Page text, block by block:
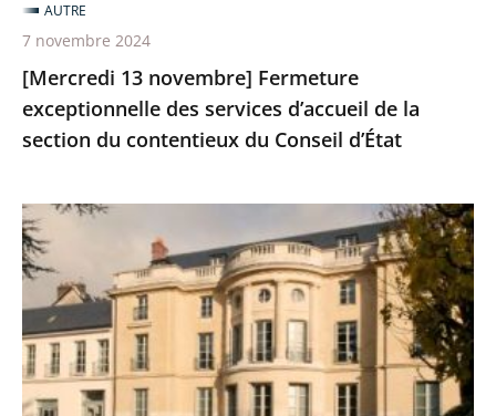
[Mercredi 13 novembre] Fermeture
exceptionnelle des services d’accueil de la
section du contentieux du Conseil d’État
AUTRE
7 novembre 2024
Un
mois,
une
juridiction
:
le
tribunal